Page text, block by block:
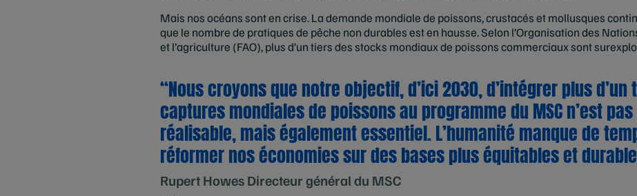
Mais nos océans sont en crise. La demande mondiale de poissons, crustacés et mollusques
que le nombre de pratiques de pêche non durables est en hausse. Selon l’Organisation des
et l’agriculture (FAO), plus d’un tiers des stocks mondiaux de poissons commerciaux sont
“Nous croyons que notre objectif, d’ici 2030, d’intégrer plus d’un
captures mondiales de poissons au programme du MSC n’est
réalisable, mais également essentiel. L’humanité manque de
réformer nos économies sur des bases plus équitables et
Rupert Howes Directeur général du MSC